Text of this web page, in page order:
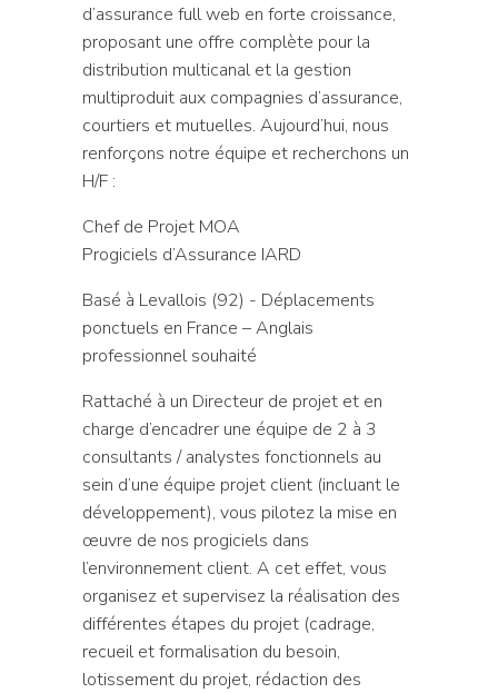
d’assurance full web en forte croissance,
proposant une offre complète pour la
distribution multicanal et la gestion
multiproduit aux compagnies d’assurance,
courtiers et mutuelles. Aujourd’hui, nous
renforçons notre équipe et recherchons un
H/F :
Chef de Projet MOA
Progiciels d’Assurance IARD
Basé à Levallois (92) - Déplacements
ponctuels en France – Anglais
professionnel souhaité
Rattaché à un Directeur de projet et en
charge d’encadrer une équipe de 2 à 3
consultants / analystes fonctionnels au
sein d’une équipe projet client (incluant le
développement), vous pilotez la mise en
œuvre de nos progiciels dans
l’environnement client. A cet effet, vous
organisez et supervisez la réalisation des
différentes étapes du projet (cadrage,
recueil et formalisation du besoin,
lotissement du projet, rédaction des